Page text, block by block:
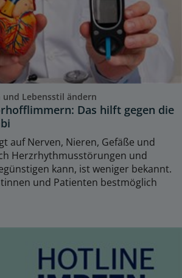
und Lebensstil ändern
Das hilft gegen die
auf Nerven, Nieren, Gefäße und
Herzrhythmusstörungen und
kann, ist weniger bekannt.
und Patienten bestmöglich